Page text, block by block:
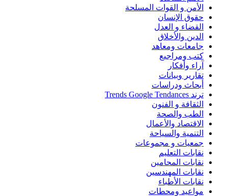
الأمن و القوات المسلحة
حقوق الإنسان
القضاء و العدل
الدين والأخلاق
جامعات ومعاهد
كتب ومراجيع
آراء وأفكار
تقارير وبيانات
أبحاث ودراسات
ترند Trends Google Tendances
الثقافة و الفنون
الطب والصحة
الاقتصاد والأعمال
التنمية والسياحة
جمعيات و مجموعات
نقابات التعليم
نقابات المحامين
نقابات المهندسين
نقابات الأطباء
مواعيد ومحطات